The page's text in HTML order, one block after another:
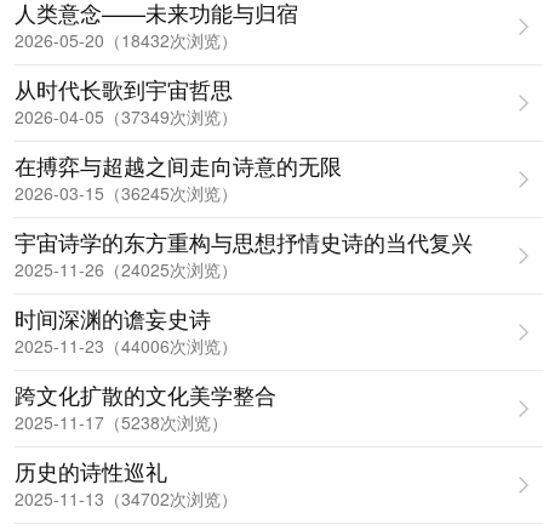
人类意念——未来功能与归宿
2026-05-20（18432次浏览）
从时代长歌到宇宙哲思
2026-04-05（37349次浏览）
在搏弈与超越之间走向诗意的无限
2026-03-15（36245次浏览）
宇宙诗学的东方重构与思想抒情史诗的当代复兴
2025-11-26（24025次浏览）
时间深渊的谵妄史诗
2025-11-23（44006次浏览）
跨文化扩散的文化美学整合
2025-11-17（5238次浏览）
历史的诗性巡礼
2025-11-13（34702次浏览）